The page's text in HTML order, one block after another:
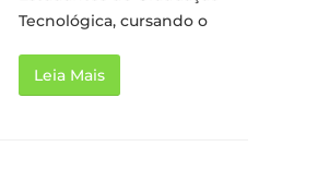
Tecnológica, cursando o
Leia Mais